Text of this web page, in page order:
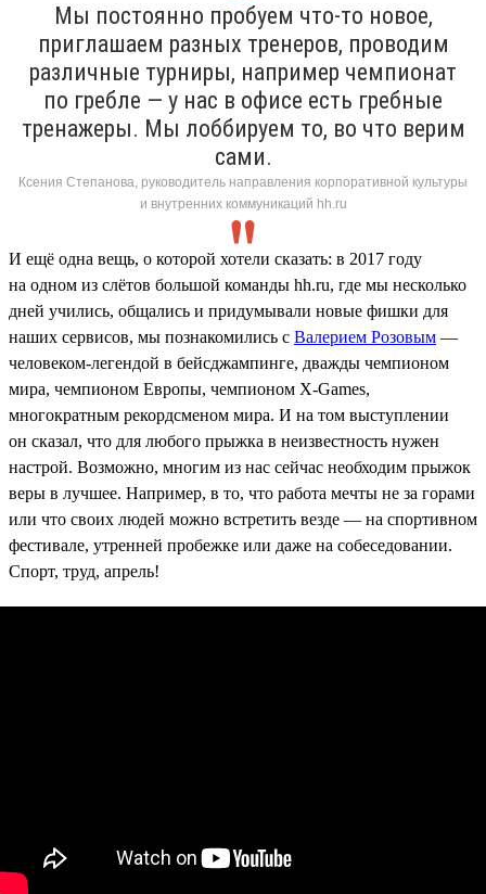
Мы постоянно пробуем что-то новое,
приглашаем разных тренеров, проводим
различные турниры, например чемпионат
по гребле — у нас в офисе есть гребные
тренажеры. Мы лоббируем то, во что верим
сами.
Ксения Степанова, руководитель направления корпоративной культуры
и внутренних коммуникаций hh.ru
И ещё одна вещь, о которой хотели сказать: в 2017 году
на одном из слётов большой команды hh.ru, где мы несколько
дней учились, общались и придумывали новые фишки для
наших сервисов, мы познакомились с Валерием Розовым —
человеком-легендой в бейсджампинге, дважды чемпионом
мира, чемпионом Европы, чемпионом X-Games,
многократным рекордсменом мира. И на том выступлении
он сказал, что для любого прыжка в неизвестность нужен
настрой. Возможно, многим из нас сейчас необходим прыжок
веры в лучшее. Например, в то, что работа мечты не за горами
или что своих людей можно встретить везде — на спортивном
фестивале, утренней пробежке или даже на собеседовании.
Спорт, труд, апрель!